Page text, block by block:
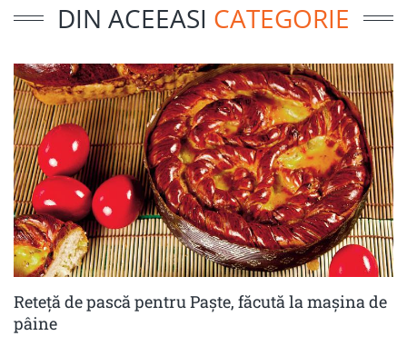
DIN ACEEASI CATEGORIE
Reteță de pască pentru Paște, făcută la mașina de
pâine